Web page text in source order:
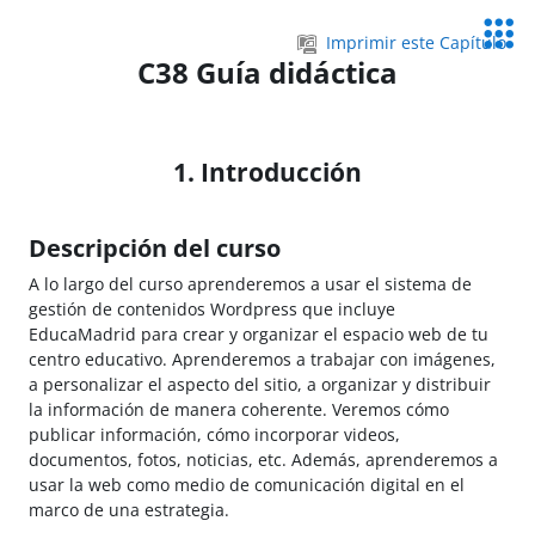
Imprimir este Capítulo
C38 Guía didáctica
1. Introducción
Descripción del curso
A lo largo del curso aprenderemos a usar el sistema de
gestión de contenidos Wordpress que incluye
EducaMadrid para crear y organizar el espacio web de tu
centro educativo. Aprenderemos a trabajar con imágenes,
a personalizar el aspecto del sitio, a organizar y distribuir
la información de manera coherente. Veremos cómo
publicar información, cómo incorporar videos,
documentos, fotos, noticias, etc. Además, aprenderemos a
usar la web como medio de comunicación digital en el
marco de una estrategia.